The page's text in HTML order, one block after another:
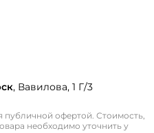
, Вавилова, 1 Г/3
публичной офертой. Стоимость,
необходимо уточнить у